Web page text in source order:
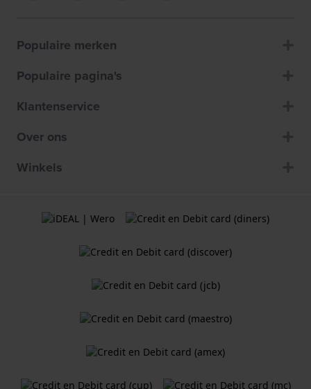
Populaire merken
Populaire pagina's
Klantenservice
Over ons
Winkels